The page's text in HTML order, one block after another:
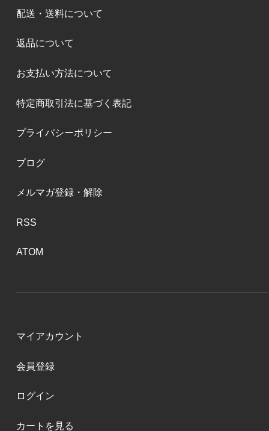
配送・送料について
返品について
お支払い方法について
特定商取引法に基づく表記
プライバシーポリシー
ブログ
メルマガ登録・解除
RSS
ATOM
マイアカウント
会員登録
ログイン
カートを見る